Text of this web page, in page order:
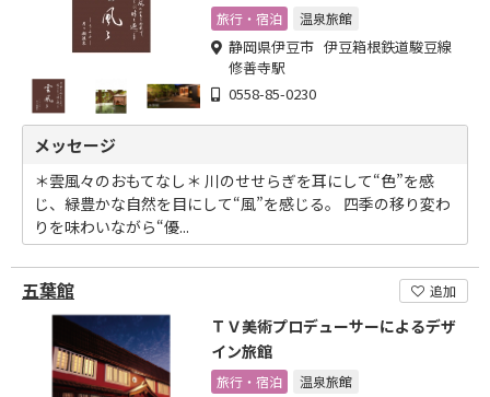
旅行・宿泊 温泉旅館
静岡県伊豆市 伊豆箱根鉄道駿豆線
修善寺駅
0558-85-0230
メッセージ
＊雲風々のおもてなし＊ 川のせせらぎを耳にして“色”を感
じ、緑豊かな自然を目にして“風”を感じる。 四季の移り変わ
りを味わいながら“優...
五葉館 追加
ＴＶ美術プロデューサーによるデザ
イン旅館
旅行・宿泊 温泉旅館